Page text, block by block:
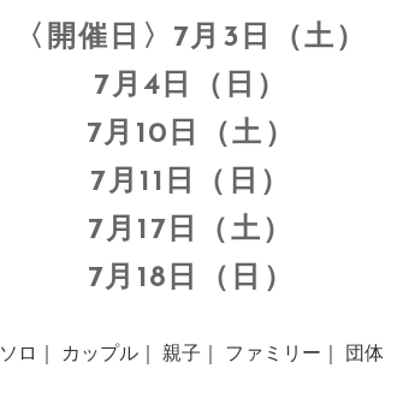
〈開催日〉7月3日（土）
7月4日（日）
7月10日（土）
7月11日（日）
7月17日（土）
7月18日（日）
ソロ｜ カップル｜ 親子｜ ファミリー｜ 団体